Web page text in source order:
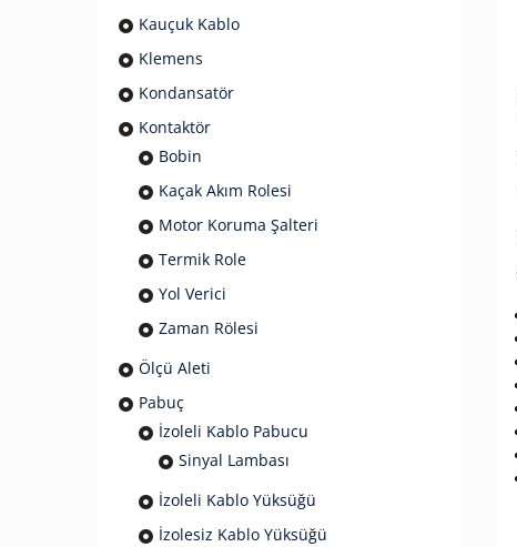
Kauçuk Kablo
Klemens
Kondansatör
Kontaktör
Bobin
Kaçak Akım Rolesi
Motor Koruma Şalteri
Termik Role
Yol Verici
Zaman Rölesi
Ölçü Aleti
Pabuç
İzoleli Kablo Pabucu
Sinyal Lambası
İzoleli Kablo Yüksüğü
İzolesiz Kablo Yüksüğü